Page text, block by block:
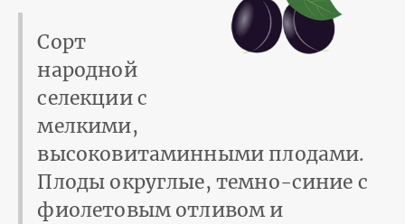
Сорт
народной
селекции с
мелкими,
высоковитаминными плодами.
Плоды округлые, темно-синие с
фиолетовым отливом и